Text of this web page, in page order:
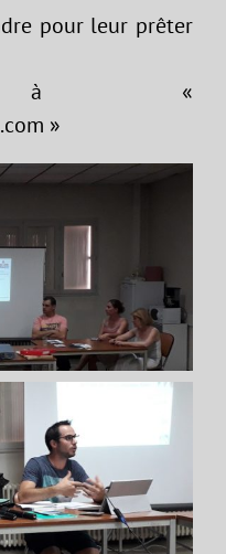
pour leur prêter
les à «
»